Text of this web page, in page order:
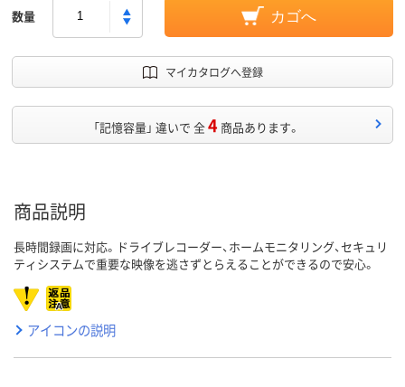
数量 カゴへ
マイカタログへ登録
「記憶容量」 違いで 全4 商品あります。
商品説明
長時間録画に対応。ドライブレコーダー、ホームモニタリング、セキュリ
ティシステムで重要な映像を逃さずとらえることができるので安心。
アイコンの説明